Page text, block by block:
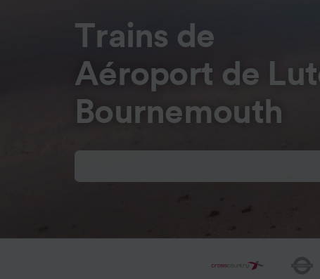
Trains de
Aéroport de
Bournemouth